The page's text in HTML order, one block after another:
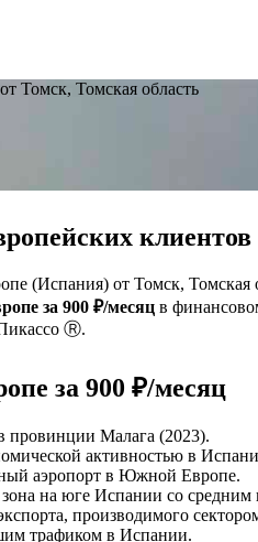
Томск, Томская область
(Испания) от Томск, Томская
за 900 ₽/месяц в
Ⓡ.
за 900 ₽/месяц
провинции Малага (2023).
активностью в
аэропорт в Южной Европе.
на юге Испании со средним
экспорта, производимого
трафиком в Испании.